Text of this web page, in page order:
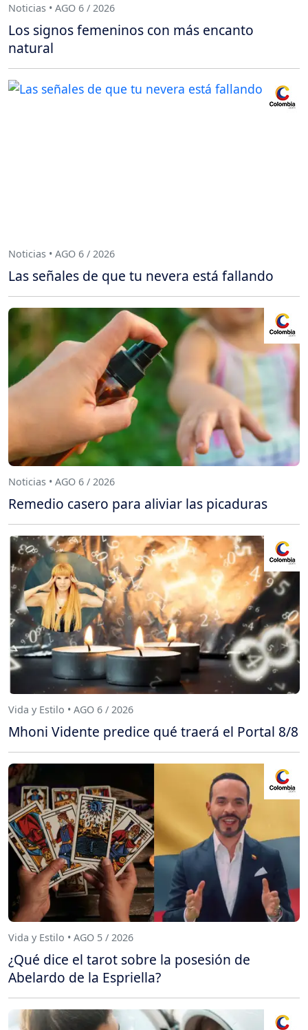
Noticias • AGO 6 / 2026
Los signos femeninos con más encanto
natural
Noticias • AGO 6 / 2026
Las señales de que tu nevera está fallando
Noticias • AGO 6 / 2026
Remedio casero para aliviar las picaduras
Vida y Estilo • AGO 6 / 2026
Mhoni Vidente predice qué traerá el Portal 8/8
Vida y Estilo • AGO 5 / 2026
¿Qué dice el tarot sobre la posesión de
Abelardo de la Espriella?